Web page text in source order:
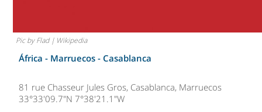
Pic by Flad | Wikipedia
África - Marruecos - Casablanca
81 rue Chasseur Jules Gros, Casablanca, Marruecos
33°33'09.7"N 7°38'21.1"W